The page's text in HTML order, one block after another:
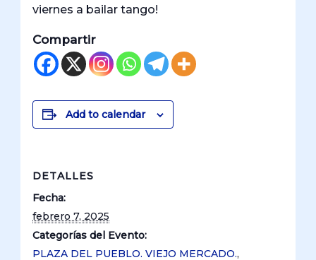
viernes a bailar tango!
Compartir
Add to calendar
DETALLES
Fecha:
febrero 7, 2025
Categorías del Evento:
PLAZA DEL PUEBLO. VIEJO MERCADO.,